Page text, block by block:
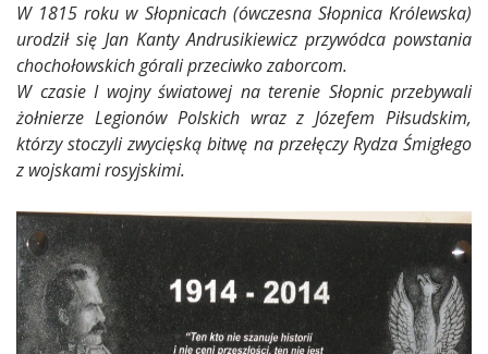
W 1815 roku w Słopnicach (ówczesna Słopnica Królewska)
urodził się Jan Kanty Andrusikiewicz przywódca powstania
chochołowskich górali przeciwko zaborcom.
W czasie I wojny światowej na terenie Słopnic przebywali
żołnierze Legionów Polskich wraz z Józefem Piłsudskim,
którzy stoczyli zwycięską bitwę na przełęczy Rydza Śmigłego
z wojskami rosyjskimi.